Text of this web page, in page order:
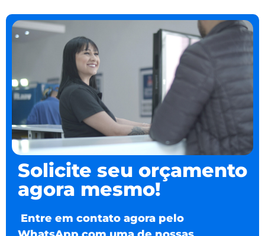
Solicite seu orçamento
agora mesmo!
Entre em contato agora pelo